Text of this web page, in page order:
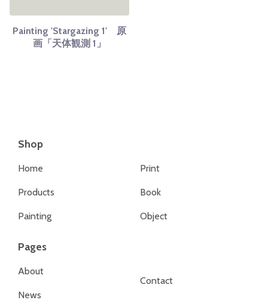
Painting 'Stargazing 1' 原
画「天体観測 1」
Shop
Home
Products
Painting
Print
Book
Object
Pages
About
News
Contact